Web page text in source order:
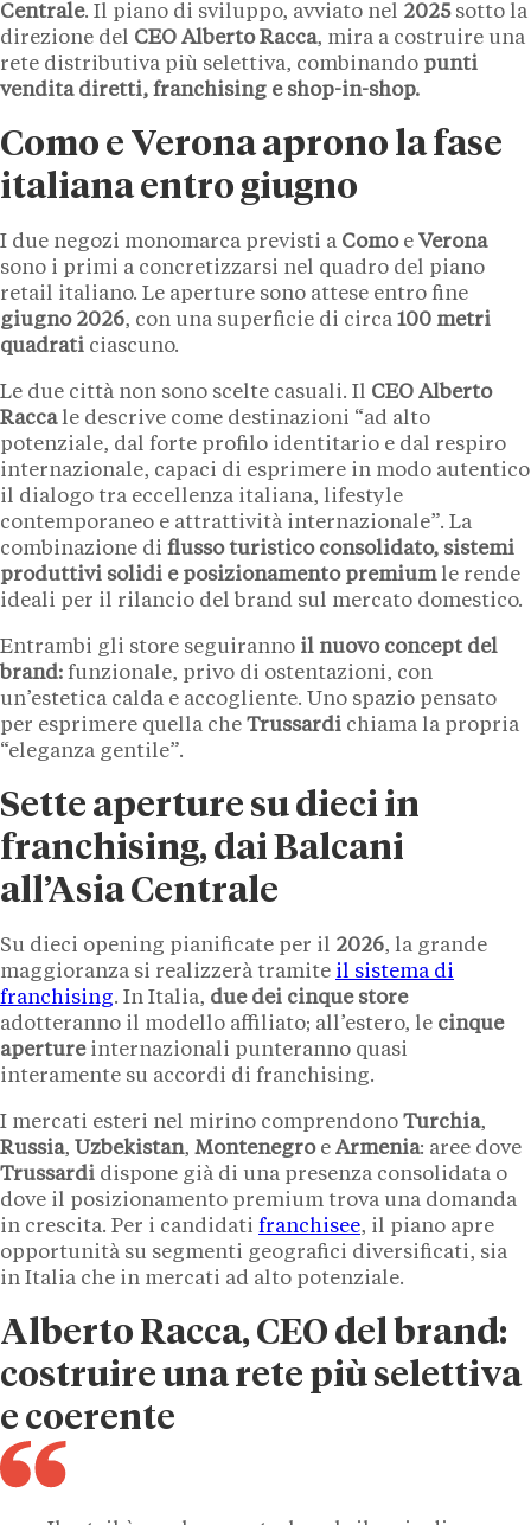
Centrale. Il piano di sviluppo, avviato nel 2025sotto la
direzione del CEO Alberto Racca, mira a costruire una
rete distributiva più selettiva, combinando punti
vendita diretti, franchising e shop-in-shop.
Como e Verona aprono la fase
italiana entro giugno
I due negozi monomarca previsti a Comoe Verona
sono i primi a concretizzarsi nel quadro del piano
retail italiano. Le aperture sono attese entro fine
giugno 2026, con una superficie di circa 100 metri
quadrati ciascuno.
Le due città non sono scelte casuali. Il CEO Alberto
Raccale descrive come destinazioni “ad alto
potenziale, dal forte profilo identitario e dal respiro
internazionale, capaci di esprimere in modo autentico
il dialogo tra eccellenza italiana, lifestyle
contemporaneo e attrattività internazionale”. La
combinazione di flusso turistico consolidato, sistemi
produttivi solidi e posizionamento premiumle rende
ideali per il rilancio del brand sul mercato domestico.
Entrambi gli store seguiranno il nuovo concept del
brand: funzionale, privo di ostentazioni, con
un’estetica calda e accogliente. Uno spazio pensato
per esprimere quella che Trussardi chiama la propria
“eleganza gentile”.
Sette aperture su dieci in
franchising, dai Balcani
all’Asia Centrale
Su dieci opening pianificate per il 2026, la grande
maggioranza si realizzerà tramite il sistema di
franchising. In Italia, due dei cinque store
adotteranno il modello affiliato; all’estero, le cinque
apertureinternazionali punteranno quasi
interamente su accordi di franchising.
I mercati esteri nel mirino comprendono Turchia,
Russia, Uzbekistan, Montenegroe Armenia: aree dove
Trussardi dispone già di una presenza consolidata o
dove il posizionamento premium trova una domanda
in crescita. Per i candidati franchisee, il piano apre
opportunità su segmenti geografici diversificati, sia
in Italia che in mercati ad alto potenziale.
Alberto Racca, CEO del brand:
costruire una rete più selettiva
e coerente